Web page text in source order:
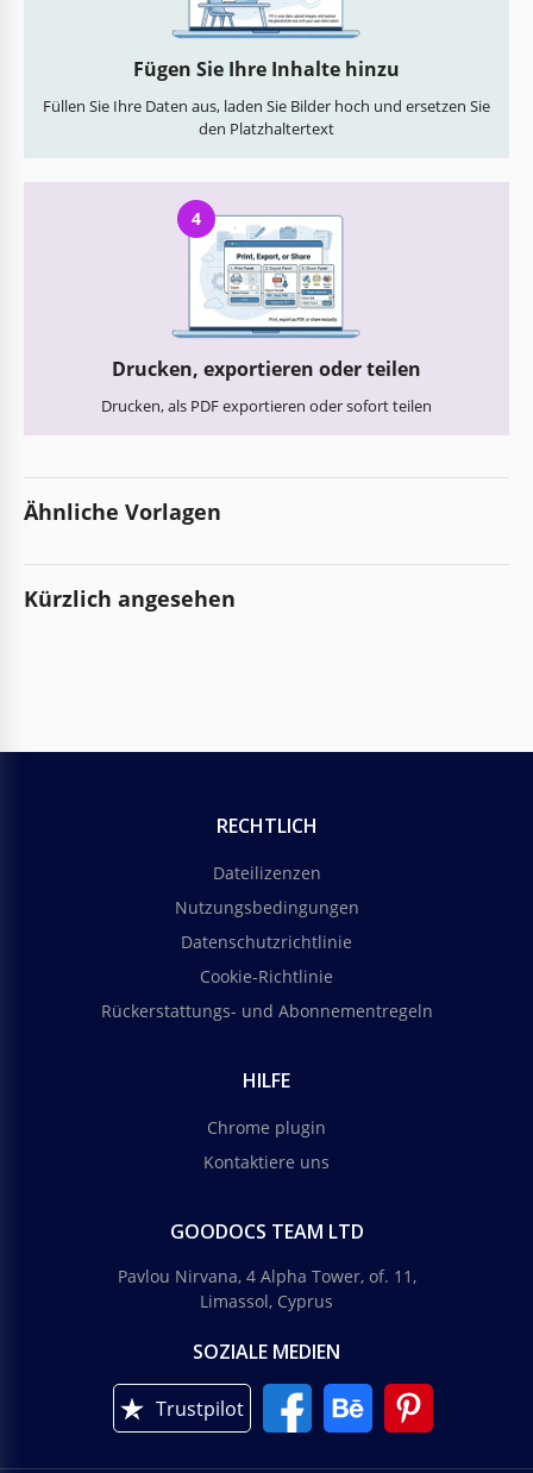
Fügen Sie Ihre Inhalte hinzu
Füllen Sie Ihre Daten aus, laden Sie Bilder hoch und ersetzen Sie
den Platzhaltertext
4
Drucken, exportieren oder teilen
Drucken, als PDF exportieren oder sofort teilen
Ähnliche Vorlagen
Kürzlich angesehen
RECHTLICH
Dateilizenzen
Nutzungsbedingungen
Datenschutzrichtlinie
Cookie-Richtlinie
Rückerstattungs- und Abonnementregeln
HILFE
Chrome plugin
Kontaktiere uns
GOODOCS TEAM LTD
Pavlou Nirvana, 4 Alpha Tower, of. 11,
Limassol, Cyprus
SOZIALE MEDIEN
Trustpilot